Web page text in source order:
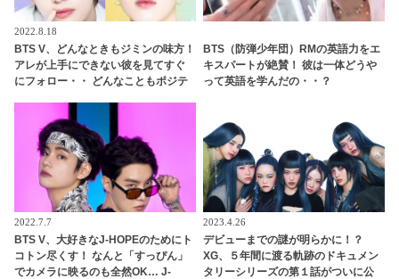
2022.8.18
BTS V、どんなときもジミンの味方！
アレが上手にできない彼を見てすぐ
にフォロー・・ どんなこともポジテ
BTS（防弾少年団）RMの英語力をエ
キスパートが絶賛！ 彼は一体どうや
って英語を学んだの・・？
2022.7.7
BTS V、大好きなJ-HOPEのためにト
コトン尽くす！ なんと「すっぴん」
でカメラに映るのも全然OK… J-
2023.4.26
デビューまでの謎が明らかに！？
XG、５年間に渡る軌跡のドキュメン
タリーシリーズの第１話がついに公